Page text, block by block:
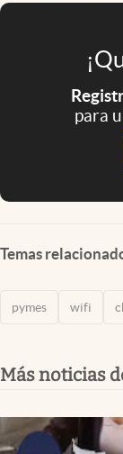
para
Temas
pymes wifi
Más noticias